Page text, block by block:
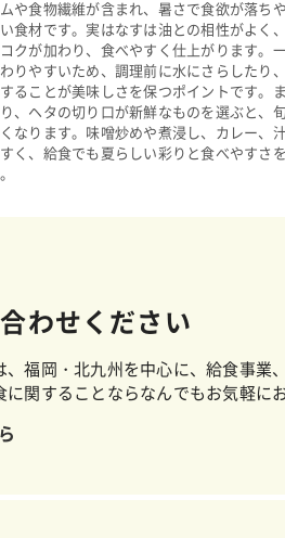
や食物繊維が含まれ、暑さで食欲が落ち
食材です。実はなすは油との相性がよく
クが加わり、食べやすく仕上がります。
りやすいため、調理前に水にさらしたり
ることが美味しさを保つポイントです。ま
、ヘタの切り口が新鮮なものを選ぶと、
なります。味噌炒めや煮浸し、カレー、
く、給食でも夏らしい彩りと食べやすさ
わせください
福岡・北九州を中心に、給食事業
関することならなんでもお気軽に